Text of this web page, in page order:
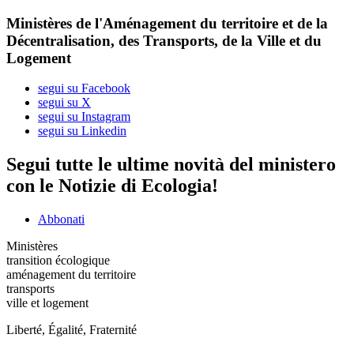
Ministères de l'Aménagement du territoire et de la
Décentralisation, des Transports, de la Ville et du
Logement
segui su Facebook
segui su X
segui su Instagram
segui su Linkedin
Segui tutte le ultime novità del ministero
con le Notizie di Ecologia!
Abbonati
Ministères
transition écologique
aménagement du territoire
transports
ville et logement
Liberté, Égalité, Fraternité